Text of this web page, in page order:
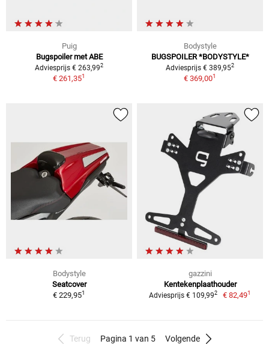
Puig
Bugspoiler met ABE
Adviesprijs € 263,992
€ 261,351
Bodystyle
BUGSPOILER *BODYSTYLE*
Adviesprijs € 389,952
€ 369,001
Bodystyle
Seatcover
€ 229,951
gazzini
Kentekenplaathouder
Adviesprijs € 109,992 € 82,491
Terug Pagina 1 van 5 Volgende